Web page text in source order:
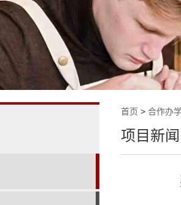
首页 > 合作办
项目新闻